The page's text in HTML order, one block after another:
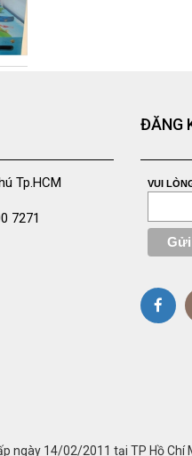
Tp.HCM
7271
ĐĂNG
VUI
ngày 14/02/2011 tại TP Hồ Chí